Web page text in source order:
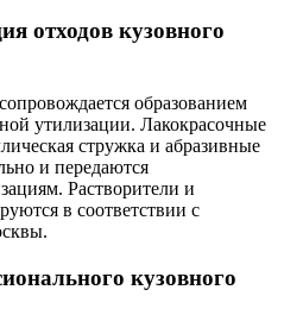
отходов кузовного
образованием
утилизации. Лакокрасочные
стружка и абразивные
и передаются
Растворители и
в соответствии с
кузовного